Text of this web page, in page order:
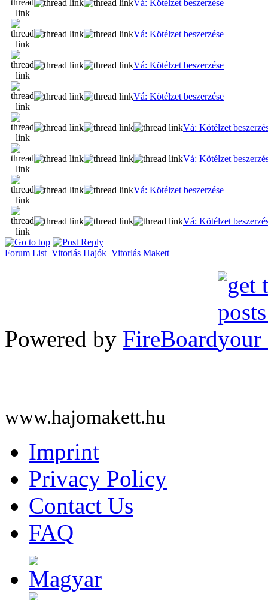
Vá: Kötélzet beszerzése
Vá: Kötélzet beszerzése
Vá: Kötélzet beszerzése
Vá: Kötélzet beszerzése
Vá: Kötélzet
Vá: Kötélzet
Vá: Kötélzet beszerzése
Vá: Kötélzet
Forum List Vitorlás Hajók Vitorlás Makett
Powered by FireBoard
www.hajomakett.hu
Imprint
Privacy Policy
Contact Us
FAQ